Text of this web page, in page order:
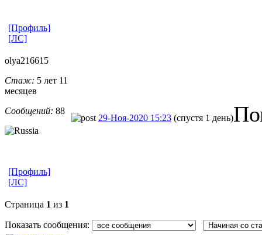
[Профиль]
[ЛС]
olya216615
Стаж: 5 лет 11
месяцев
Сообщений: 88
29-Ноя-2020 15:23 (спустя 1 день)
[Профиль]
[ЛС]
Страница 1 из 1
Показать сообщения: